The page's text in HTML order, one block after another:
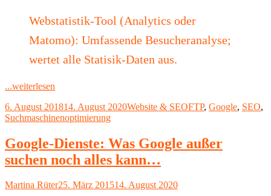
Webstatistik-Tool (Analytics oder
Matomo): Umfassende Besucheranalyse;
wertet alle Statisik-Daten aus.
...weiterlesen
Console
(früher:
Webmaster
Tools)"
Veröffentlicht
am
6. August 201814. August 2020Kategorien
Website & SEOSchlagwörter
FTP, Google, SEO,
Suchmaschinenoptimierung
Google-Dienste: Was Google außer
suchen noch alles kann…
Autor
Martina RüterVeröffentlicht
25. März 201514. August 2020